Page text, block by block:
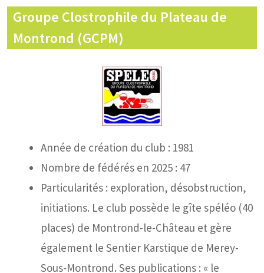
Groupe Clostrophile du Plateau de
Montrond (GCPM)
Année de création du club : 1981
Nombre de fédérés en 2025 : 47
Particularités : exploration, désobstruction,
initiations. Le club possède le gîte spéléo (40
places) de Montrond-le-Château et gère
également le Sentier Karstique de Merey-
Sous-Montrond. Ses publications : « le